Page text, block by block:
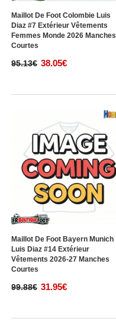
Maillot De Foot Colombie Luis
Diaz #7 Extérieur Vêtements
Femmes Monde 2026 Manches
Courtes
95.13€ 38.05€
Maillot De Foot Bayern Munich
Luis Diaz #14 Extérieur
Vêtements 2026-27 Manches
Courtes
99.88€ 31.95€